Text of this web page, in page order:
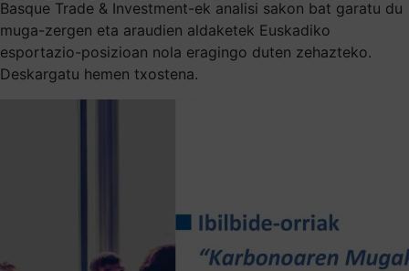
Basque Trade & Investment-ek analisi sakon bat garatu du
muga-zergen eta araudien aldaketek Euskadiko
esportazio-posizioan nola eragingo duten zehazteko.
Deskargatu hemen txostena.